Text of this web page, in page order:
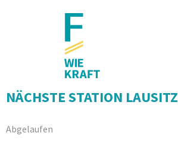
NÄCHSTE STATION LAUSITZ
Abgelaufen